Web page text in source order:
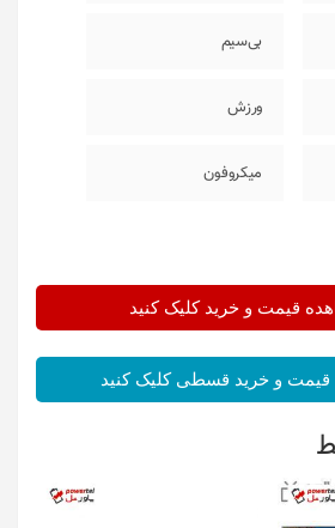
بی‌سیم
ورزش
میکروفون
قیمت و خرید کلیک کنید
و خرید قسطی کلیک کنید